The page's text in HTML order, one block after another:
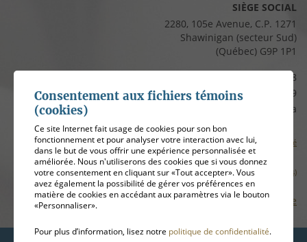
SIÈGE SOCIAL
2280, 105e Avenue, C.P. 1271
Shawinigan (secteur Sud)
(Québec) G9P 1P1
819 537-8828
Télécopieur :819 537-8829
clients@cfmauricie.ca
Conditions d’utilisation et politique de confidentialité
Gérer mes témoins (cookies)
Plan de site
Consentement aux fichiers témoins
(cookies)
Ce site Internet fait usage de cookies pour son bon
fonctionnement et pour analyser votre interaction avec lui,
dans le but de vous offrir une expérience personnalisée et
améliorée. Nous n'utiliserons des cookies que si vous donnez
votre consentement en cliquant sur «Tout accepter». Vous
avez également la possibilité de gérer vos préférences en
matière de cookies en accédant aux paramètres via le bouton
«Personnaliser».
Pour plus d’information, lisez notre politique de confidentialité.